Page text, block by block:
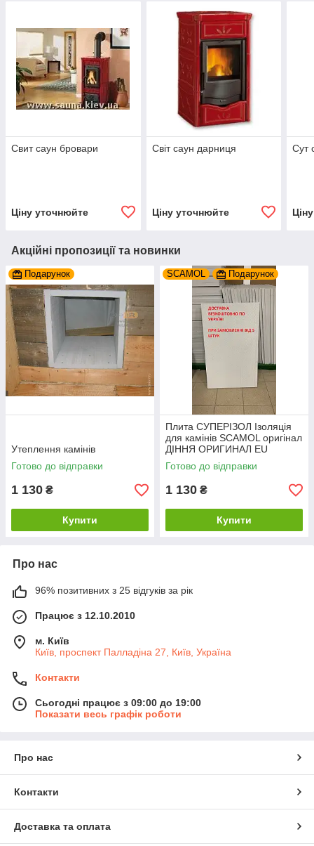
Свит саун бровари
Ціну уточнюйте
Світ саун дарниця
Ціну уточнюйте
Сут
Акційні пропозиції та новинки
Подарунок
Утеплення камінів
Готово до відправки
1 130 ₴
Купити
SCAMOL Подарунок
Плита СУПЕРІЗОЛ Ізоляція
для камінів SCAMOL оригінал
ДІННЯ ОРИГИНАЛ EU
Готово до відправки
1 130 ₴
Купити
Про нас
96% позитивних з 25 відгуків за рік
Працює з 12.10.2010
м. Київ
Київ, проспект Палладіна 27, Київ, Україна
Контакти
Сьогодні працює з 09:00 до 19:00
Показати весь графік роботи
Про нас
Контакти
Доставка та оплата